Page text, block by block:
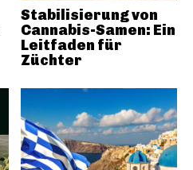
Stabilisierung von
Cannabis-Samen: Ein
Leitfaden für
Züchter